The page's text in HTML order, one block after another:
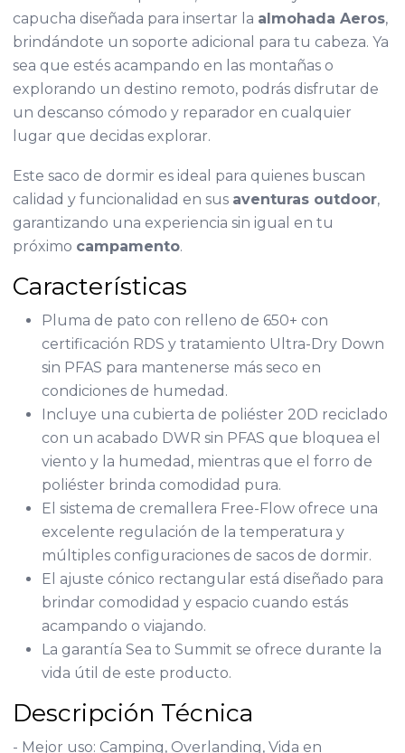
capucha diseñada para insertar la almohada Aeros,
brindándote un soporte adicional para tu cabeza. Ya
sea que estés acampando en las montañas o
explorando un destino remoto, podrás disfrutar de
un descanso cómodo y reparador en cualquier
lugar que decidas explorar.
Este saco de dormir es ideal para quienes buscan
calidad y funcionalidad en sus aventuras outdoor,
garantizando una experiencia sin igual en tu
próximo campamento.
Características
Pluma de pato con relleno de 650+ con
certificación RDS y tratamiento Ultra-Dry Down
sin PFAS para mantenerse más seco en
condiciones de humedad.
Incluye una cubierta de poliéster 20D reciclado
con un acabado DWR sin PFAS que bloquea el
viento y la humedad, mientras que el forro de
poliéster brinda comodidad pura.
El sistema de cremallera Free-Flow ofrece una
excelente regulación de la temperatura y
múltiples configuraciones de sacos de dormir.
El ajuste cónico rectangular está diseñado para
brindar comodidad y espacio cuando estás
acampando o viajando.
La garantía Sea to Summit se ofrece durante la
vida útil de este producto.
Descripción Técnica
- Mejor uso: Camping, Overlanding, Vida en